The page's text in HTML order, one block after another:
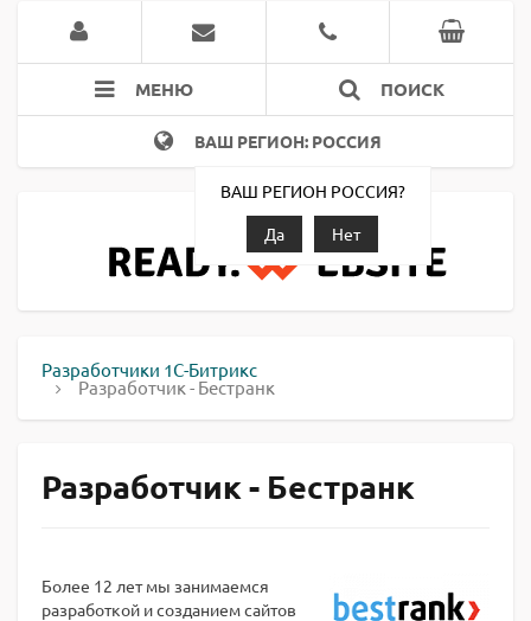
МЕНЮ ПОИСК
ВАШ РЕГИОН: РОССИЯ
ВАШ РЕГИОН РОССИЯ?
Да
Нет
Разработчики 1С-Битрикс
Разработчик - Бестранк
Разработчик - Бестранк
Более 12 лет мы занимаемся
разработкой и созданием сайтов